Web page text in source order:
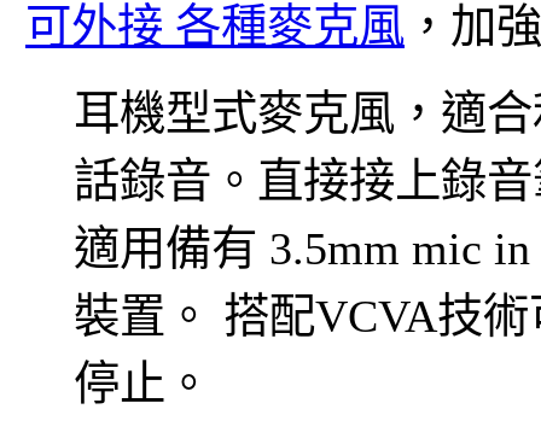
可外接 各種麥克風 ，加
耳機型式麥克風，適
話錄音。直接接上錄
適用備有 3.5mm mic
裝置。 搭配VCVA技
停止。